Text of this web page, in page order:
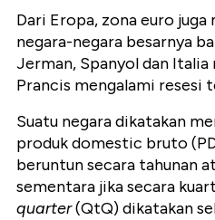
Dari Eropa, zona euro juga
negara-negara besarnya
Jerman, Spanyol dan Italia
Prancis mengalami resesi
Suatu negara dikatakan
produk domestic bruto
beruntun secara tahunan
sementara jika secara
quarter(QtQ) dikatakan